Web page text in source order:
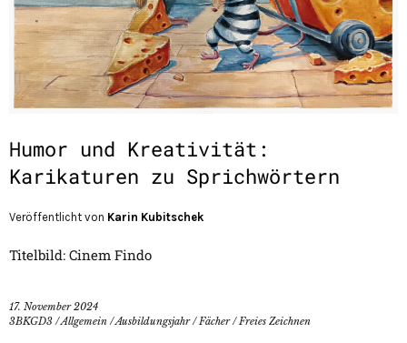
Humor und Kreativität:
Karikaturen zu Sprichwörtern
Veröffentlicht von Karin Kubitschek
Titelbild: Cinem Findo
17. November 2024
3BKGD3 /Allgemein /Ausbildungsjahr/Fächer/Freies Zeichnen